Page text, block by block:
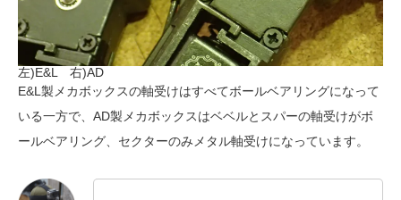
左)E&L 右)AD
E&L製メカボックスの軸受けはすべてボールベアリングになって
いる一方で、AD製メカボックスはベベルとスパーの軸受けがボ
ールベアリング、セクターのみメタル軸受けになっています。